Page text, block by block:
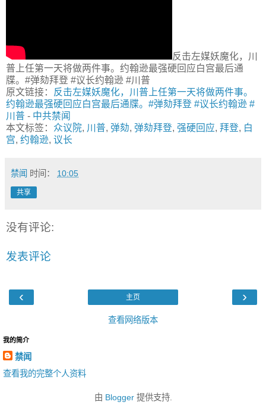
反击左媒妖魔化，川
普上任第一天将做两件事。约翰逊最强硬回应白宫最后通
牒。#弹劾拜登 #议长约翰逊 #川普
原文链接：
反击左媒妖魔化，川普上任第一天将做两件事。
约翰逊最强硬回应白宫最后通牒。#弹劾拜登 #议长约翰逊 #
川普 - 中共禁闻
本文标签： 众议院, 川普, 弹劾, 弹劾拜登, 强硬回应, 拜登, 白
宫, 约翰逊, 议长
禁闻 时间： 10:05
共享
没有评论:
发表评论
‹ ›
主页
查看网络版本
我的简介
禁闻
查看我的完整个人资料
由 Blogger提供支持.